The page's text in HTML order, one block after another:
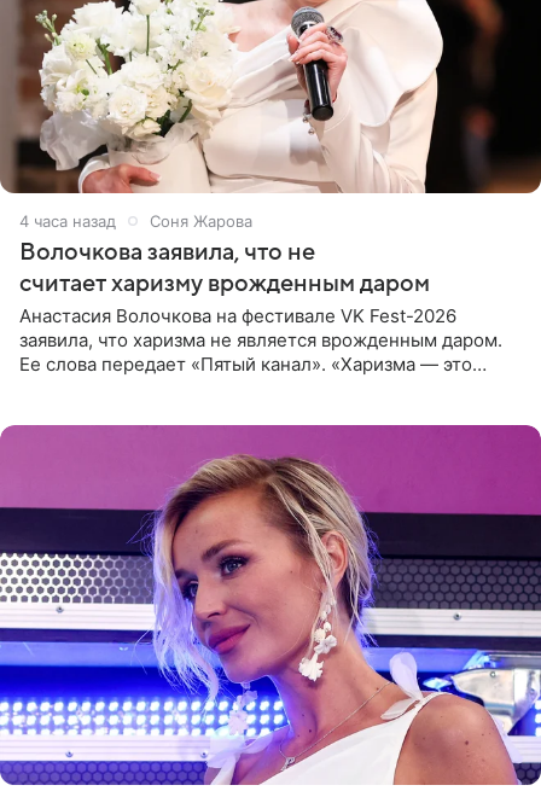
4 часа назад Соня Жарова
Волочкова заявила, что не
считает харизму врожденным даром
Анастасия Волочкова на фестивале VK Fest-2026
заявила, что харизма не является врожденным даром.
Ее слова передает «Пятый канал». «Харизма — это